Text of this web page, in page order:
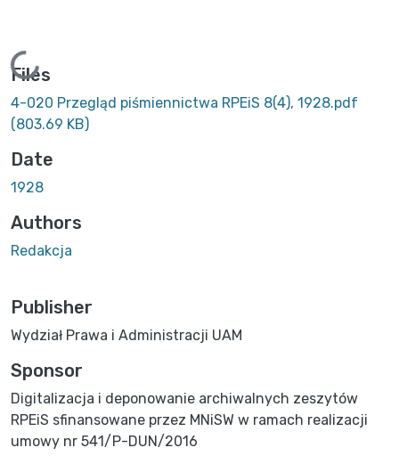
Loading...
Files
4-020 Przegląd piśmiennictwa RPEiS 8(4), 1928.pdf
(803.69 KB)
Date
1928
Authors
Redakcja
Publisher
Wydział Prawa i Administracji UAM
Sponsor
Digitalizacja i deponowanie archiwalnych zeszytów
RPEiS sfinansowane przez MNiSW w ramach realizacji
umowy nr 541/P-DUN/2016